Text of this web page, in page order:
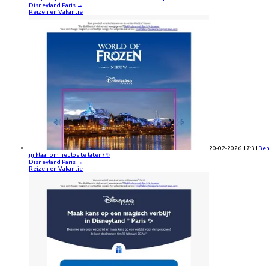
Disneyland Paris →
Reizen en Vakantie
20-02-2026 17:31 Ben
jij klaar om het los te laten? ✨
Disneyland Paris →
Reizen en Vakantie